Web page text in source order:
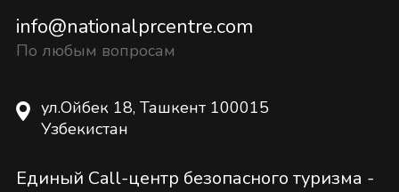
info@nationalprcentre.com
По любым вопросам
ул.Ойбек 18, Ташкент 100015
Узбекистан
Единый Call-центр безопасного туризма -